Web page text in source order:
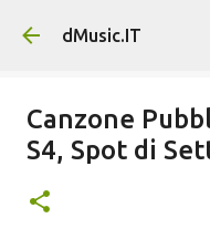
Passa ai
dMusic.IT
Canzone
S4, Spot di